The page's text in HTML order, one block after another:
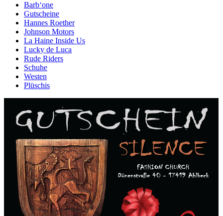
Barb‘one
Gutscheine
Hannes Roether
Johnson Motors
La Haine Inside Us
Lucky de Luca
Rude Riders
Schuhe
Westen
Plüschis